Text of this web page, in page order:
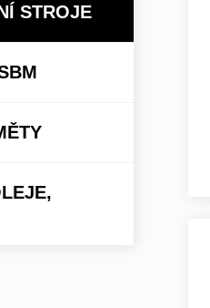
STROJE